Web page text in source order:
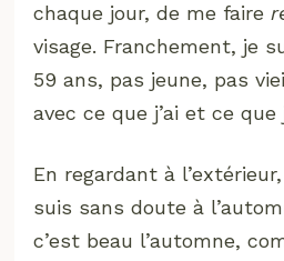
chaque jour, de me faire
visage. Franchement, je
59 ans, pas jeune, pas
avec ce que j’ai et ce que
En regardant à
suis sans doute à
c’est beau l’automne,